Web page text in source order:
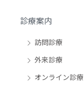
診療案内
訪問診療
外来診療
オンライン診療